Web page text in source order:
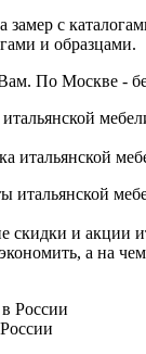
и образцами.
По Москве -
итальянской
итальянской
скидки и акции
а на